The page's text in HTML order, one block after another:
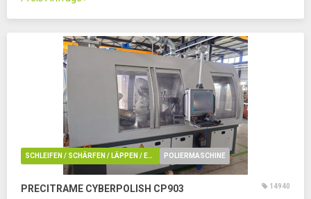
SCHLEIFEN / SCHÄRFEN / LÄPPEN / ENTGRATUNG / POLIEREN POLIERMASCHINE
PRECITRAME CYBERPOLISH CP903 14940